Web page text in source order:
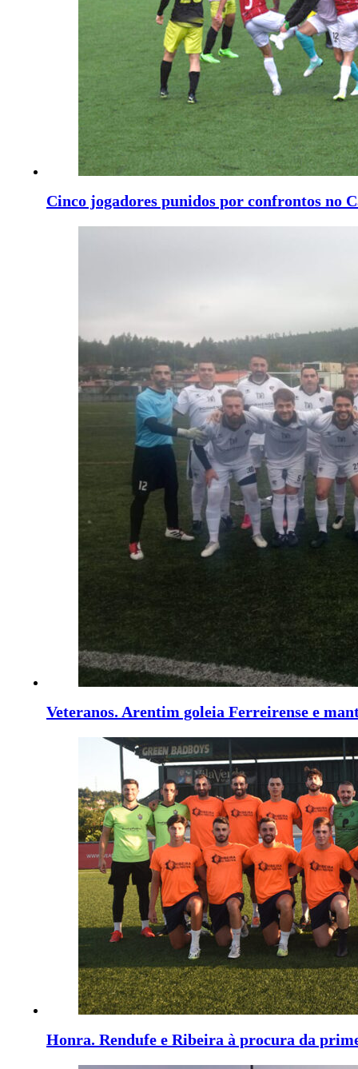
Cinco jogadores punidos por confrontos no
Veteranos. Arentim goleia Ferreirense e
Honra. Rendufe e Ribeira à procura da